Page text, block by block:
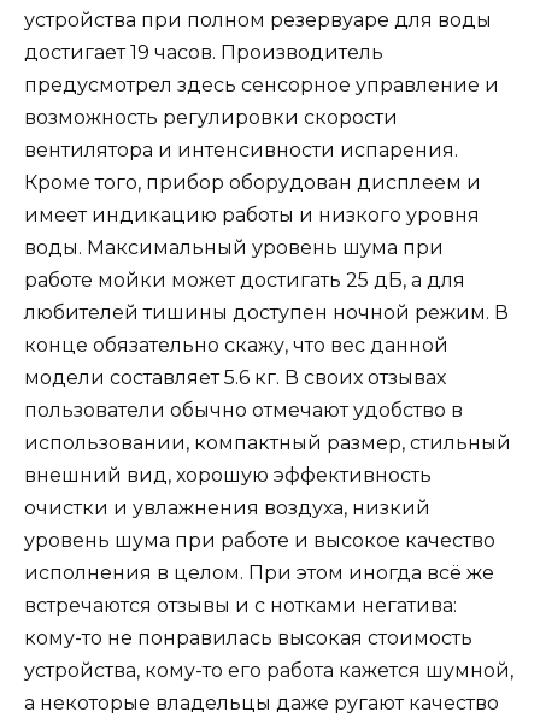
устройства при полном резервуаре для воды
достигает 19 часов. Производитель
предусмотрел здесь сенсорное управление и
возможность регулировки скорости
вентилятора и интенсивности испарения.
Кроме того, прибор оборудован дисплеем и
имеет индикацию работы и низкого уровня
воды. Максимальный уровень шума при
работе мойки может достигать 25 дБ, а для
любителей тишины доступен ночной режим. В
конце обязательно скажу, что вес данной
модели составляет 5.6 кг. В своих отзывах
пользователи обычно отмечают удобство в
использовании, компактный размер, стильный
внешний вид, хорошую эффективность
очистки и увлажнения воздуха, низкий
уровень шума при работе и высокое качество
исполнения в целом. При этом иногда всё же
встречаются отзывы и с нотками негатива:
кому-то не понравилась высокая стоимость
устройства, кому-то его работа кажется шумной,
а некоторые владельцы даже ругают качество